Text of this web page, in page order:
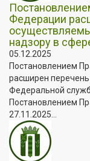
Федерации
надзору в
05.12.2025
Постановлением
расширен
Федеральной
Постановлением
27.11.2025...